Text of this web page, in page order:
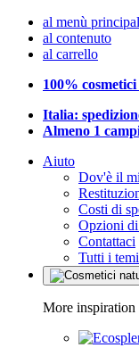
al menù
al contenuto
al carrello
100%
Italia:
Almeno 1
Aiuto
Dov'è il
Costi di
Opzioni di
Contattaci
Tutti i temi
More inspiration